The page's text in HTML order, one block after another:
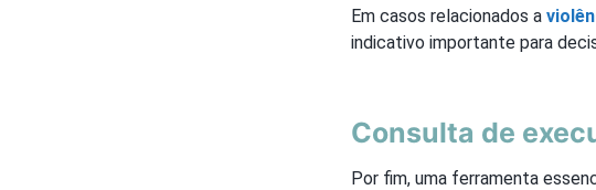
Em casos relacionados a
indicativo importante para
Consulta de
Por fim, uma ferramenta